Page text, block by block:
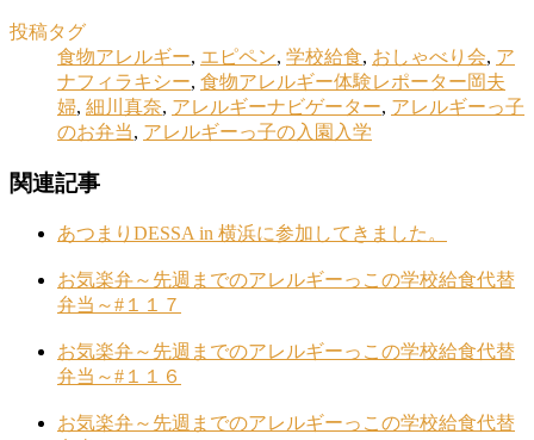
投稿タグ
食物アレルギー, エピペン, 学校給食, おしゃべり会, ア
ナフィラキシー, 食物アレルギー体験レポーター岡夫
婦, 細川真奈, アレルギーナビゲーター, アレルギーっ子
のお弁当, アレルギーっ子の入園入学
関連記事
あつまりDESSA in 横浜に参加してきました。
お気楽弁～先週までのアレルギーっこの学校給食代替
弁当～#１１７
お気楽弁～先週までのアレルギーっこの学校給食代替
弁当～#１１６
お気楽弁～先週までのアレルギーっこの学校給食代替